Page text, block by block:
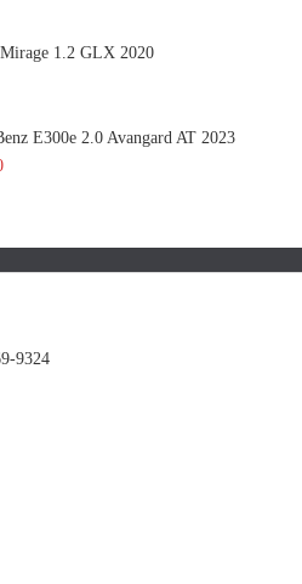
1.2 GLX 2020
E300e 2.0 Avangard AT 2023
9324